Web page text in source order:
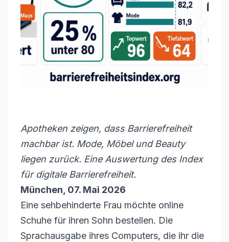
Apotheken zeigen, dass Barrierefreiheit
machbar ist. Mode, Möbel und Beauty
liegen zurück. Eine Auswertung des Index
für digitale Barrierefreiheit.
München, 07. Mai 2026
Eine sehbehinderte Frau möchte online
Schuhe für ihren Sohn bestellen. Die
Sprachausgabe ihres Computers, die ihr die